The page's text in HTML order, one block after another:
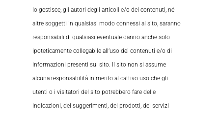
lo gestisce, gli autori degli articoli e/o dei contenuti, né
altre soggetti in qualsiasi modo connessi al sito, saranno
responsabili di qualsiasi eventuale danno anche solo
ipoteticamente collegabile all’uso dei contenuti e/o di
informazioni presenti sul sito. Il sito non si assume
alcuna responsabilità in merito al cattivo uso che gli
utenti o i visitatori del sito potrebbero fare delle
indicazioni, dei suggerimenti, dei prodotti, dei servizi